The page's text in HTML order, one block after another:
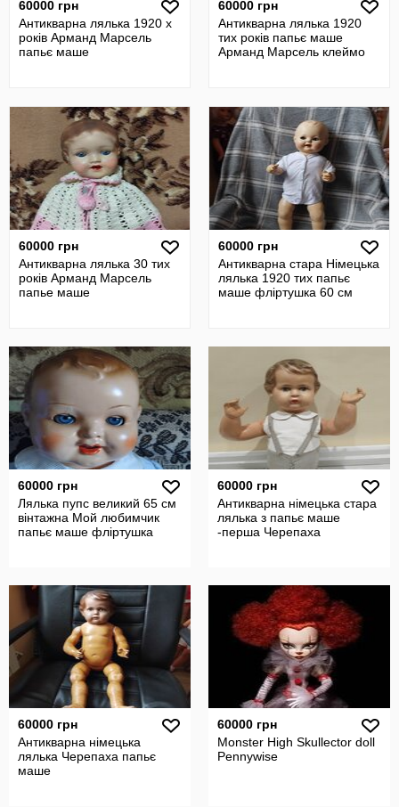
60000 грн
Антикварна лялька 1920 х
років Арманд Марсель
папьє маше
60000 грн
Антикварна лялька 1920
тих років папьє маше
Арманд Марсель клеймо
60000 грн
Антикварна лялька 30 тих
років Арманд Марсель
папье маше
60000 грн
Антикварна стара Німецька
лялька 1920 тих папьє
маше фліртушка 60 см
60000 грн
Лялька пупс великий 65 см
вінтажна Мой любимчик
папьє маше фліртушка
60000 грн
Антикварна німецька стара
лялька з папьє маше
-перша Черепаха
60000 грн
Антикварна німецька
лялька Черепаха папьє
маше
60000 грн
Monster High Skullector doll
Pennywise